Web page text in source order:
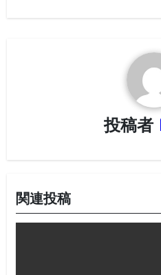
投稿者
関連投稿